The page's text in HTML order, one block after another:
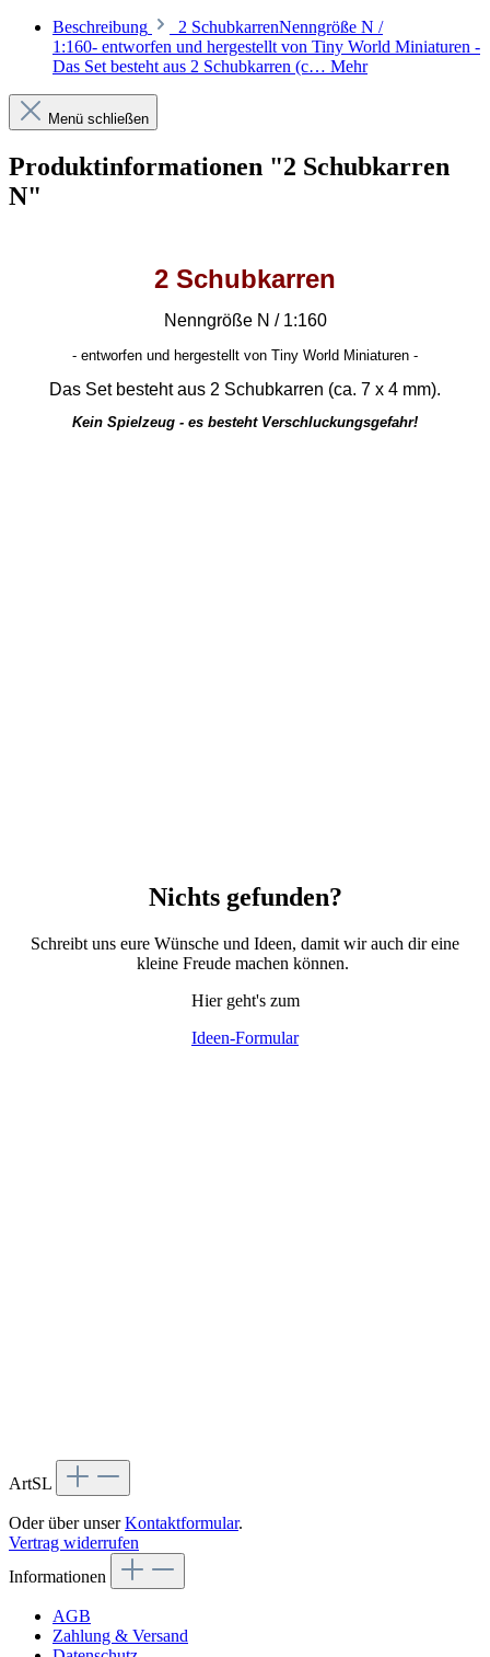
Beschreibung
2 SchubkarrenNenngröße N /
1:160- entworfen und hergestellt von Tiny World Miniaturen -
Das Set besteht aus 2 Schubkarren (c… Mehr
Menü schließen
Produktinformationen "2 Schubkarren
N"
2 Schubkarren
Nenngröße N / 1:160
- entworfen und hergestellt von Tiny World Miniaturen -
Das Set besteht aus 2 Schubkarren (ca. 7 x 4 mm).
Kein Spielzeug - es besteht Verschluckungsgefahr!
Nichts gefunden?
Schreibt uns eure Wünsche und Ideen, damit wir auch dir eine
kleine Freude machen können.
Hier geht's zum
Ideen-Formular
ArtSL
Oder über unserKontaktformular.
Vertrag widerrufen
Informationen
AGB
Zahlung & Versand